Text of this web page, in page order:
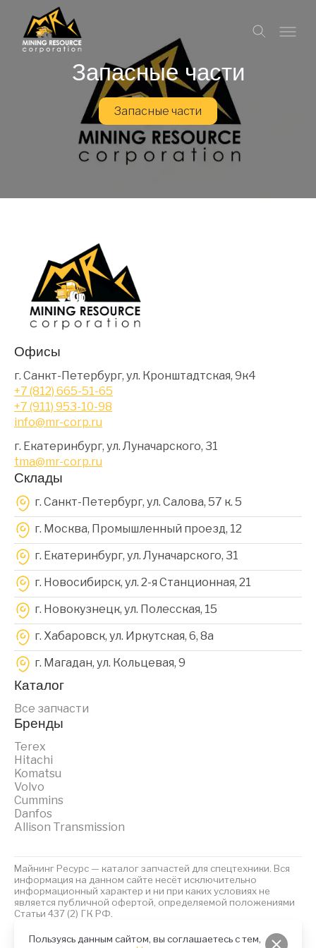
Пользуясь данным сайтом, вы соглашаетесь с тем,
Запасные части
Запасные части
Офисы
г. Санкт-Петербург, ул. Кронштадтская, 9к4
+7 (812) 665-51-65
+7 (911) 953-10-98
info@mr-corp.ru
г. Екатеринбург, ул. Луначарского, 31
tma@mr-corp.ru
Склады
г. Санкт-Петербург, ул. Салова, 57 к. 5
г. Москва, Промышленный проезд, 12
г. Екатеринбург, ул. Луначарского, 31
г. Новосибирск, ул. 2-я Станционная, 21
г. Новокузнецк, ул. Полесская, 15
г. Хабаровск, ул. Иркутская, 6, 8a
г. Магадан, ул. Кольцевая, 9
Каталог
Все запчасти
Бренды
Terex
Hitachi
Komatsu
Volvo
Cummins
Danfos
Allison Transmission
Майнинг Ресурс — каталог запчастей для спецтехники. Вся
информация на данном сайте несёт исключительно
информационный характер и ни при каких условиях не
является публичной офертой, определяемой положениями
Статьи 437 (2) ГК РФ.
Политика обработки персональных данныхФайлы Cookies